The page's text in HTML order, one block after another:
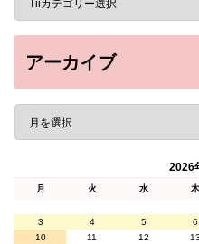
アーカイブ
2026
月 火 水 木
3
4 5 6
10
11 12 13